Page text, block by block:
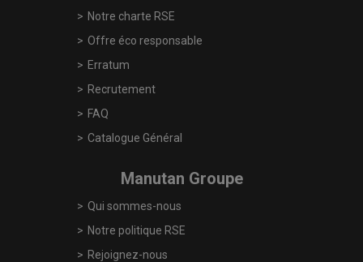
Notre charte RSE
Offre éco responsable
Erratum
Recrutement
FAQ
Catalogue Général
Manutan Groupe
Qui sommes-nous
Notre politique RSE
Rejoignez-nous